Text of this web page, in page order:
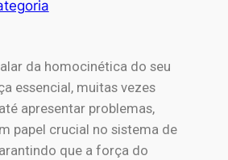
da homocinética do seu
essencial, muitas vezes
apresentar problemas,
papel crucial no sistema de
que a força do